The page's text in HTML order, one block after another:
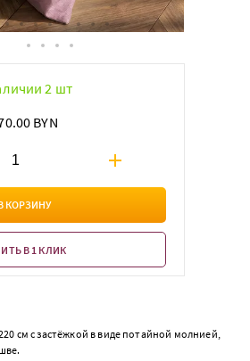
2 шт
BYN
КОРЗИНУ
В 1 КЛИК
см с застёжкой в виде потайной молнией,